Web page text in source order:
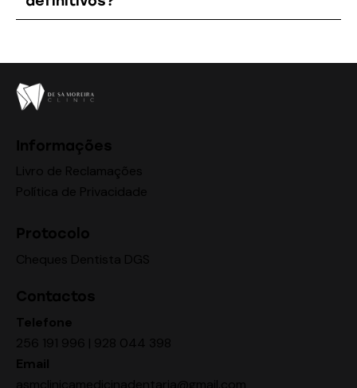
Informações
Livro de Reclamações
Política de Privacidade
Protocolo
Cheques Dentista DGS
Contactos
Telefone
256 191 996 | 928 044 398
Email
asmclinicamedicinadentaria@gmail.com